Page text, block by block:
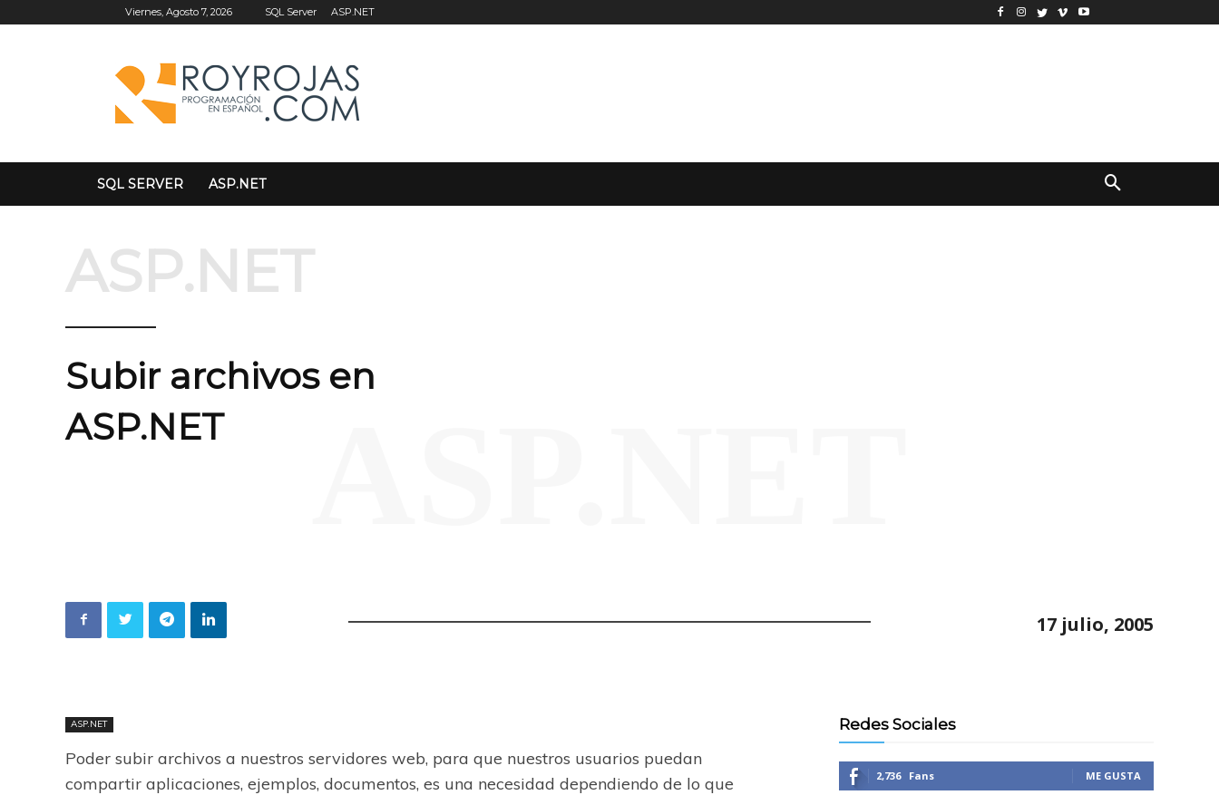
Viernes, Agosto 7, 2026 SQL Server ASP.NET
SQL SERVER ASP.NET
ASP.NET
Subir archivos en
ASP.NET
17 julio, 2005
ASP.NET
Poder subir archivos a nuestros servidores web, para que nuestros usuarios puedan
compartir aplicaciones, ejemplos, documentos, es una necesidad dependiendo de lo que
Redes Sociales
2,736 Fans ME GUSTA